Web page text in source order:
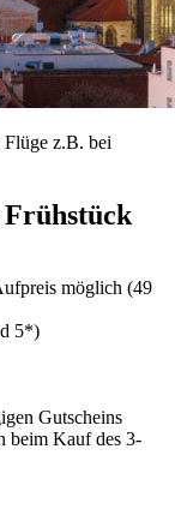
Flüge z.B. bei
möglich (49
5*)
Gutscheins
beim Kauf des 3-